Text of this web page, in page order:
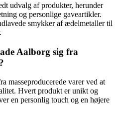
udvalg af produkter, herunder
og personlige gaveartikler.
smykker af ædelmetaller til
Aalborg sig fra
masseproducerede varer ved at
Hvert produkt er unikt og
en personlig touch og en højere